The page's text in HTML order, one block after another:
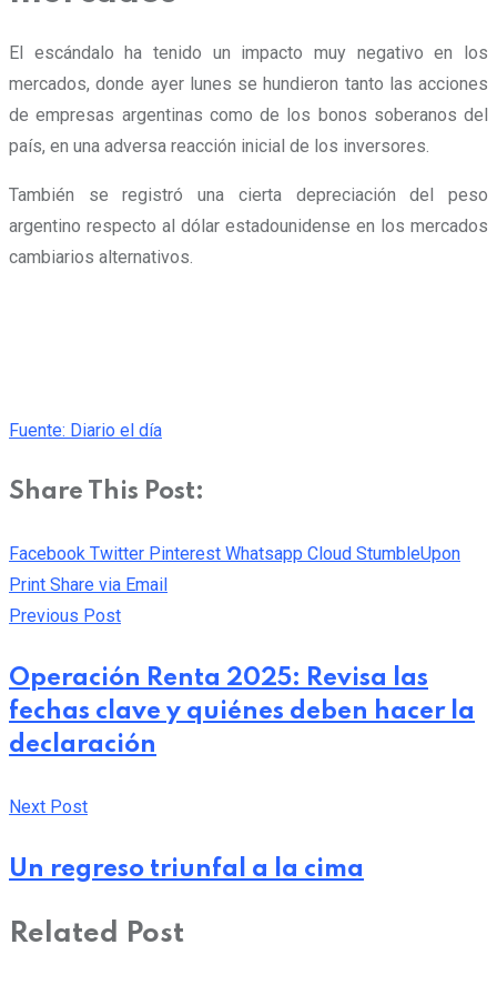
El escándalo ha tenido un impacto muy negativo en los
mercados, donde ayer lunes se hundieron tanto las acciones
de empresas argentinas como de los bonos soberanos del
país, en una adversa reacción inicial de los inversores.
También se registró una cierta depreciación del peso
argentino respecto al dólar estadounidense en los mercados
cambiarios alternativos.
Fuente: Diario el día
Share This Post:
Facebook Twitter Pinterest Whatsapp Cloud StumbleUpon
Print Share via Email
Previous Post
Operación Renta 2025: Revisa las
fechas clave y quiénes deben hacer la
declaración
Next Post
Un regreso triunfal a la cima
Related Post